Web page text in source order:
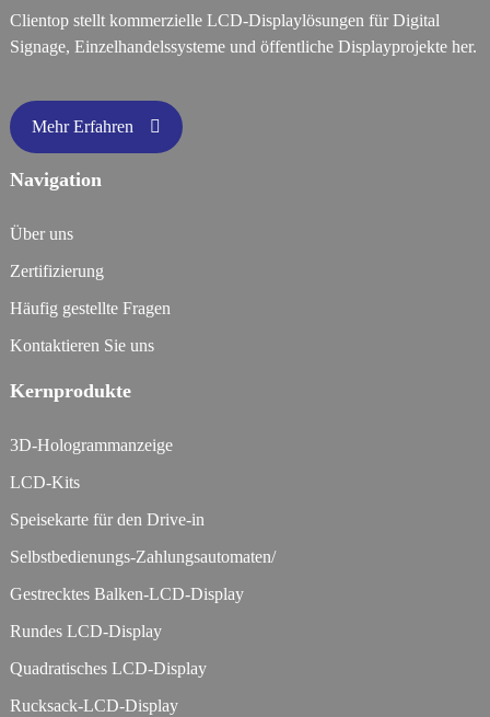
Clientop stellt kommerzielle LCD-Displaylösungen für Digital
Signage, Einzelhandelssysteme und öffentliche Displayprojekte her.
Mehr Erfahren
Navigation
Über uns
Zertifizierung
Häufig gestellte Fragen
Kontaktieren Sie uns
Kernprodukte
3D-Hologrammanzeige
LCD-Kits
Speisekarte für den Drive-in
Selbstbedienungs-Zahlungsautomaten/
Gestrecktes Balken-LCD-Display
Rundes LCD-Display
Quadratisches LCD-Display
Rucksack-LCD-Display